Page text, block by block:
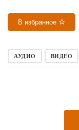
В избранное
АУДИО ВИДЕО